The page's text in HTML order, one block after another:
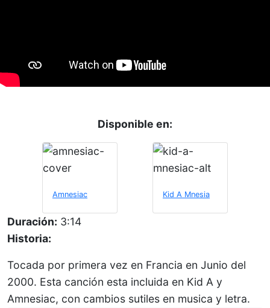
Disponible en:
Amnesiac Kid A Mnesia
Duración: 3:14
Historia:
Tocada por primera vez en Francia en Junio del
2000. Esta canción esta incluida en Kid A y
Amnesiac, con cambios sutiles en musica y letra.